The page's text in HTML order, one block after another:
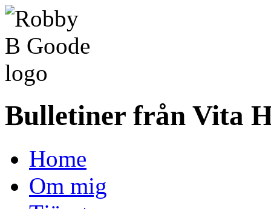
Bulletiner från Vita
Home
Om mig